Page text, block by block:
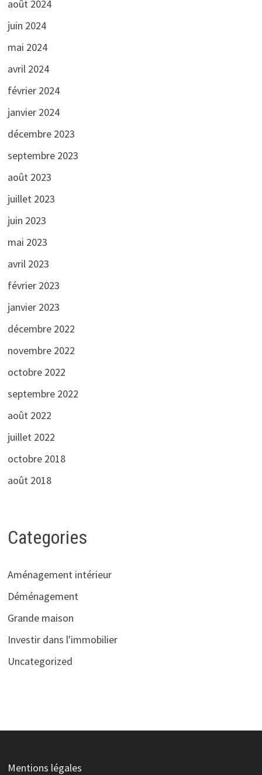
août 2024
juin 2024
mai 2024
avril 2024
février 2024
janvier 2024
décembre 2023
septembre 2023
août 2023
juillet 2023
juin 2023
mai 2023
avril 2023
février 2023
janvier 2023
décembre 2022
novembre 2022
octobre 2022
septembre 2022
août 2022
juillet 2022
octobre 2018
août 2018
Categories
Aménagement intérieur
Déménagement
Grande maison
Investir dans l'immobilier
Uncategorized
Mentions légales